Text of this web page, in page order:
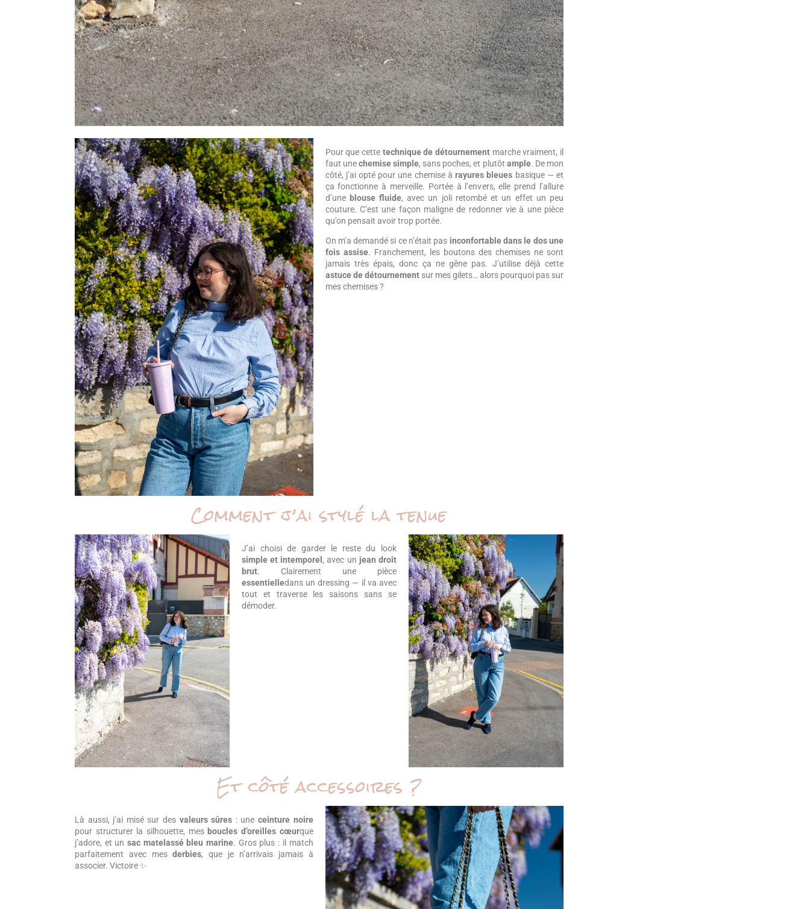
Pour que cette technique de détournementmarche vraiment, il
faut unechemise simple, sans poches, et plutôt ample. De mon
côté, j’ai opté pour une chemise àrayures bleues basique — et
ça fonctionne à merveille. Portée à l’envers, elle prend l’allure
d’une blouse fluide, avec un joli retombé et un effet un peu
couture. C’est une façon maligne de redonner vie à une pièce
qu’on pensait avoir trop portée.
On m’a demandé si ce n’était pas inconfortable dans le dos une
fois assise. Franchement, les boutons des chemises ne sont
jamais très épais, donc ça ne gêne pas. J’utilise déjà cette
astuce de détournementsur mes gilets… alors pourquoi pas sur
mes chemises ?
Comment j’ai stylé la tenue
J’ai choisi de garder le reste du look
simple et intemporel , avec un jean droit
brut. Clairement une pièce
essentielledans un dressing — il va avec
tout et traverse les saisons sans se
démoder.
Et côté accessoires ?
Là aussi, j’ai misé sur des valeurs sûres : une ceinture noire
pour structurer la silhouette, mes boucles d’oreilles cœurque
j’adore, et unsac matelassé bleu marine. Gros plus : il match
parfaitement avec mesderbies, que je n’arrivais jamais à
associer. Victoire ✨